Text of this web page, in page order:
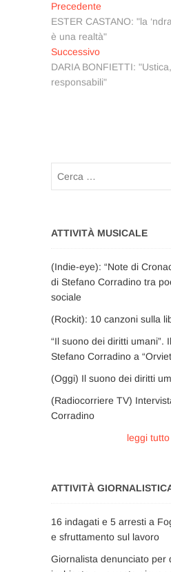
Navigazione
articoli
Precedente
precedente:
ESTER CASTANO: "la
è una realtà"
SuccessivoArticolo
successivo:
DARIA BONFIETTI:
responsabili"
ATTIVITÀ MUSICALE
(Indie-eye): “Note di
di Stefano Corradino tra
sociale
(Rockit): 10 canzoni sulla
“Il suono dei diritti umani”.
Stefano Corradino a
(Oggi) Il suono dei diritti
(Radiocorriere TV)
Corradino
leggi
ATTIVITÀ
16 indagati e 5 arresti a
e sfruttamento sul lavoro
Giornalista denunciato per